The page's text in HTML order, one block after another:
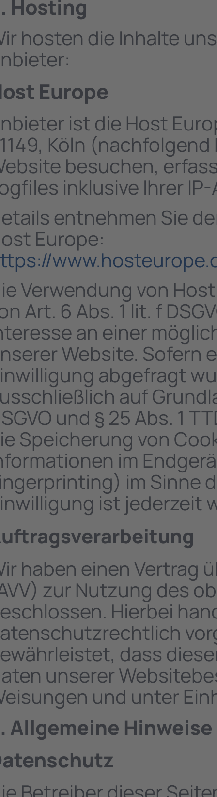
Hosting
hosten die Inhalte
Europe
ist die Host
Köln
besuchen,
inklusive Ihrer
entnehmen Sie
Europe:
Verwendung von
Art. 6 Abs. 1 lit. f
an einer
Website. Sofern
abgefragt
auf
und § 25 Abs. 1
Speicherung von
im
im Sinne
ist jederzeit
haben einen Vertrag
zur Nutzung des
Hierbei
dass
unserer
und unter
Allgemeine